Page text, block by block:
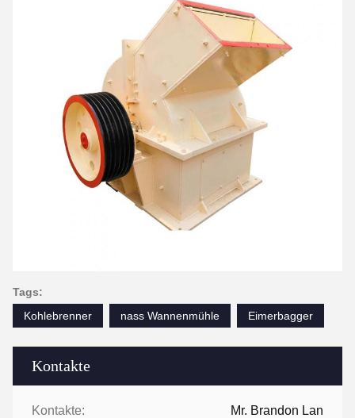
Kontakte
Kontakte: Mr. Brandon Lan
Tags:
Kohlebrenner
nass Wannenmühle Eimerbagger